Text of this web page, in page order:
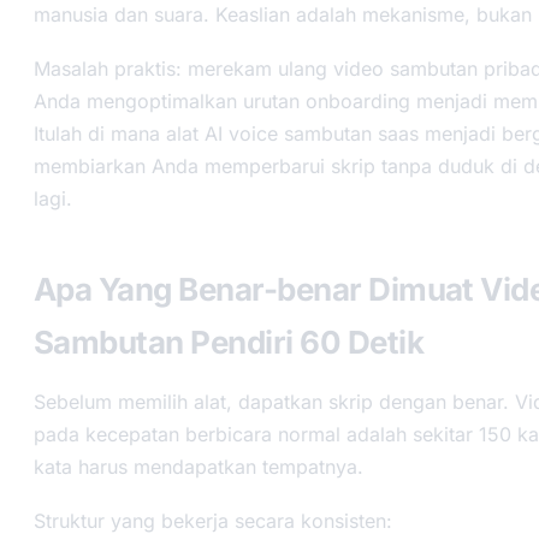
manusia dan suara. Keaslian adalah mekanisme, bukan
Masalah praktis: merekam ulang video sambutan
Anda mengoptimalkan urutan onboarding menjadi
Itulah di mana alat AI voice sambutan saas menjadi
membiarkan Anda memperbarui skrip tanpa duduk di
lagi.
Apa Yang Benar-benar Dimuat
Sambutan Pendiri 60 Detik
Sebelum memilih alat, dapatkan skrip dengan benar.
pada kecepatan berbicara normal adalah sekitar 150
kata harus mendapatkan tempatnya.
Struktur yang bekerja secara konsisten: